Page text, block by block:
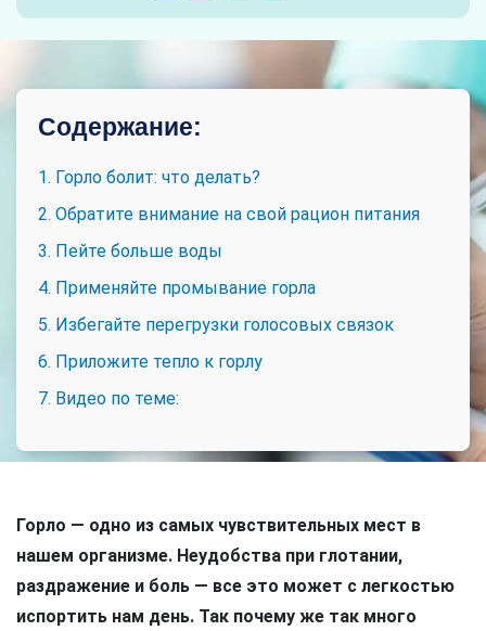
Содержание:
1. Горло болит: что делать?
2. Обратите внимание на свой рацион питания
3. Пейте больше воды
4. Применяйте промывание горла
5. Избегайте перегрузки голосовых связок
6. Приложите тепло к горлу
7. Видео по теме:
Горло — одно из самых чувствительных мест в
нашем организме. Неудобства при глотании,
раздражение и боль — все это может с легкостью
испортить нам день. Так почему же так много